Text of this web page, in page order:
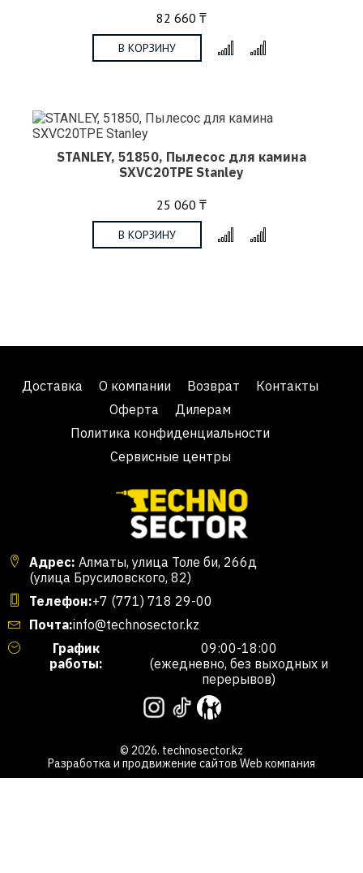
82 660 ₸
В КОРЗИНУ
STANLEY, 51850, Пылесос для камина
SXVC20TPE Stanley
25 060 ₸
В КОРЗИНУ
Доставка О компании Возврат
Контакты
Оферта
Дилерам
Политика конфиденциальности
Сервисные центры
Адрес: Алматы, улица Толе би, 266д
(улица Брусиловского, 82)
Телефон:+7 (771) 718 29-00
Почта:info@technosector.kz
График
работы:
09:00-18:00
(ежедневно, без выходных и
перерывов)
© 2026. technosector.kz
Разработка и продвижение сайтов Web компания